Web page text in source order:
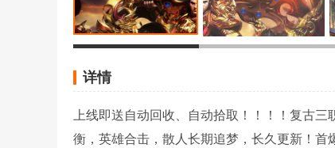
详情
上线即送自动回收、自动拾取！！！！复古
衡，英雄合击，散人长期追梦，长久更新！